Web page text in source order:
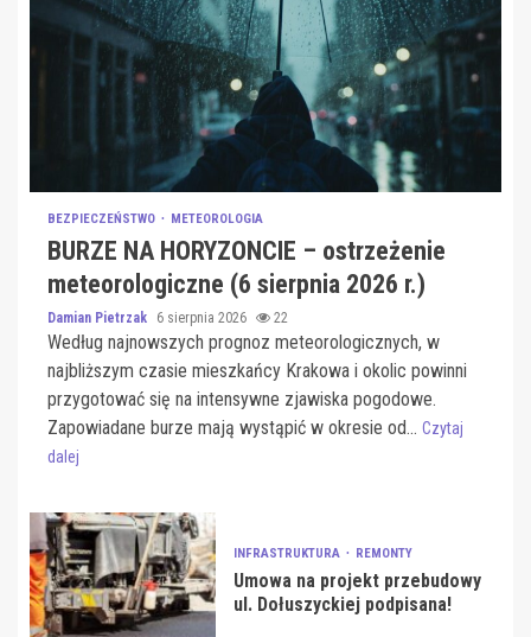
BEZPIECZEŃSTWO METEOROLOGIA
BURZE NA HORYZONCIE – ostrzeżenie
meteorologiczne (6 sierpnia 2026 r.)
Damian Pietrzak 6 sierpnia 2026 22
Według najnowszych prognoz meteorologicznych, w
najbliższym czasie mieszkańcy Krakowa i okolic powinni
przygotować się na intensywne zjawiska pogodowe.
Zapowiadane burze mają wystąpić w okresie od... Czytaj
dalej
INFRASTRUKTURA REMONTY
Umowa na projekt przebudowy
ul. Dołuszyckiej podpisana!